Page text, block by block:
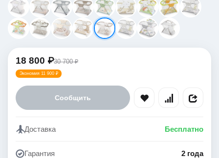
18 800 ₽30 700 ₽
Экономия 11 900 ₽
Сообщить
Доставка Бесплатно
Гарантия 2 года